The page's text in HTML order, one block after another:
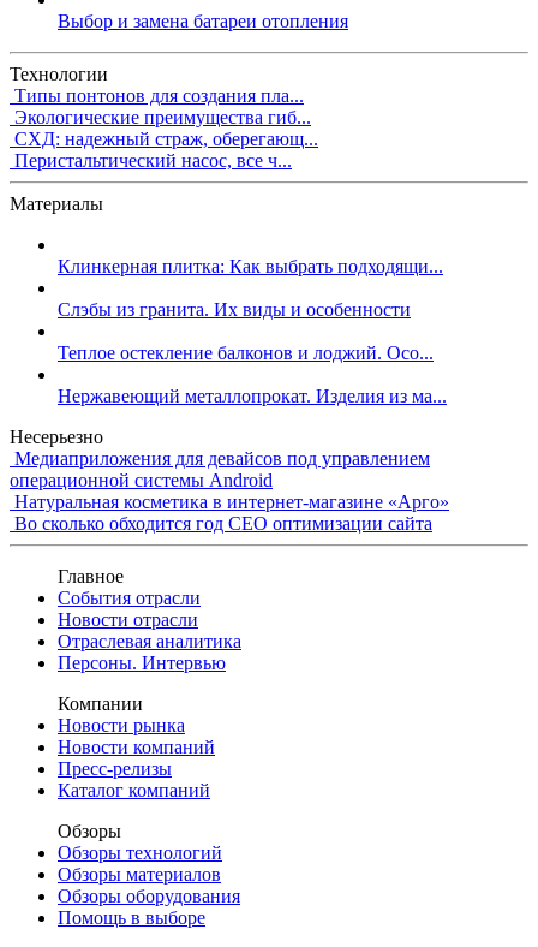
Выбор и замена батареи отопления
Технологии
Типы понтонов для создания пла...
Экологические преимущества гиб...
СХД: надежный страж, оберегающ...
Перистальтический насос, все ч...
Материалы
Клинкерная плитка: Как выбрать подходящи...
Слэбы из гранита. Их виды и особенности
Теплое остекление балконов и лоджий. Осо...
Нержавеющий металлопрокат. Изделия из ма...
Несерьезно
Медиаприложения для девайсов под управлением
операционной системы Android
Натуральная косметика в интернет-магазине «Арго»
Во сколько обходится год СЕО оптимизации сайта
Главное
События отрасли
Новости отрасли
Отраслевая аналитика
Персоны. Интервью
Компании
Новости рынка
Новости компаний
Пресс-релизы
Каталог компаний
Обзоры
Обзоры технологий
Обзоры материалов
Обзоры оборудования
Помощь в выборе